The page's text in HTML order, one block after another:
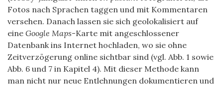
Fotos nach Sprachen taggen und mit Kommentaren
versehen. Danach lassen sie sich geolokalisiert auf
eine Google Maps-Karte mit angeschlossener
Datenbank ins Internet hochladen, wo sie ohne
Zeitverzögerung online sichtbar sind (vgl. Abb. 1 sowie
Abb. 6 und 7 in Kapitel 4). Mit dieser Methode kann
man nicht nur neue Entlehnungen dokumentieren und